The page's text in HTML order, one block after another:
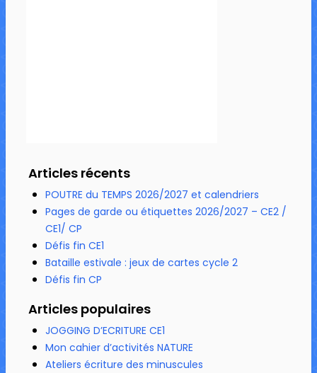
Articles récents
POUTRE du TEMPS 2026/2027 et calendriers
Pages de garde ou étiquettes 2026/2027 – CE2 /
CE1/ CP
Défis fin CE1
Bataille estivale : jeux de cartes cycle 2
Défis fin CP
Articles populaires
JOGGING D’ECRITURE CE1
Mon cahier d’activités NATURE
Ateliers écriture des minuscules